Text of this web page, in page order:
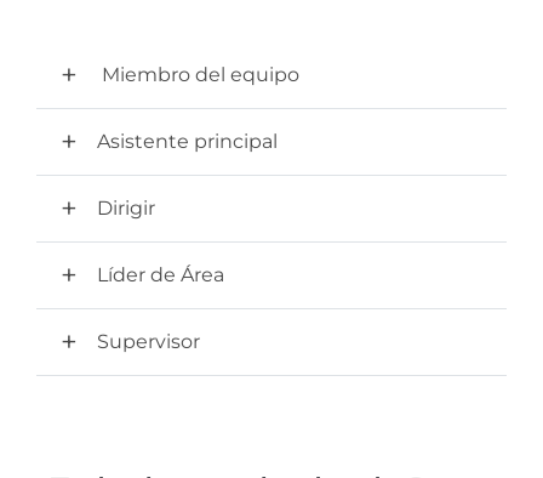
Miembro del equipo
Asistente principal
Dirigir
Líder de Área
Supervisor